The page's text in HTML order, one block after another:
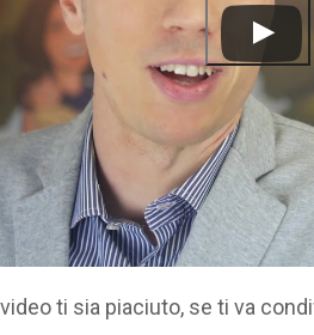
ti sia piaciuto, se ti va